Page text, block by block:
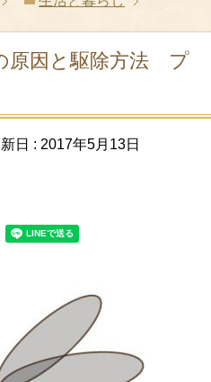
原因と駆除方法 プ
日 : 2017年5月13日